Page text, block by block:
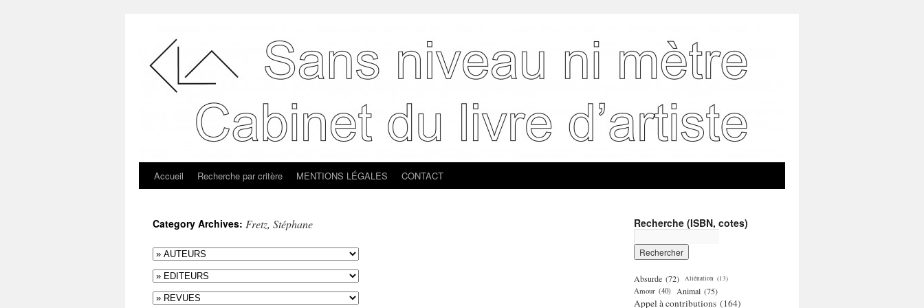
Accueil Recherche par critère MENTIONS LÉGALES CONTACT
Category Archives: Fretz, Stéphane Recherche (ISBN, cotes)
Absurde (72) Aliénation (13)
Amour (40) Animal (75)
Appel à contributions (164)